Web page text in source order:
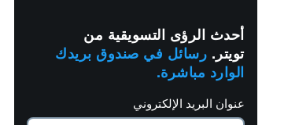
أحدث الرؤى التسويقية من
تويتر. رسائل في صندوق بريدك
الوارد مباشرة.
عنوان البريد الإلكتروني